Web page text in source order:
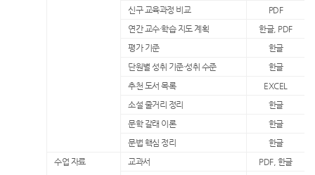
신구 교육과정 비교
PDF
연간 교수·학습 지도 계획
한글, PDF
평가 기준
한글
단원별 성취 기준·성취 수준
한글
추천 도서 목록
EXCEL
소설 줄거리 정리
한글
문학 갈래 이론
한글
문법 핵심 정리
한글
수업 자료
교과서
PDF, 한글